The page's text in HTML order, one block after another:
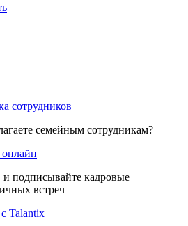
сотрудников
семейным сотрудникам?
и подписывайте кадровые
встреч
Talantix